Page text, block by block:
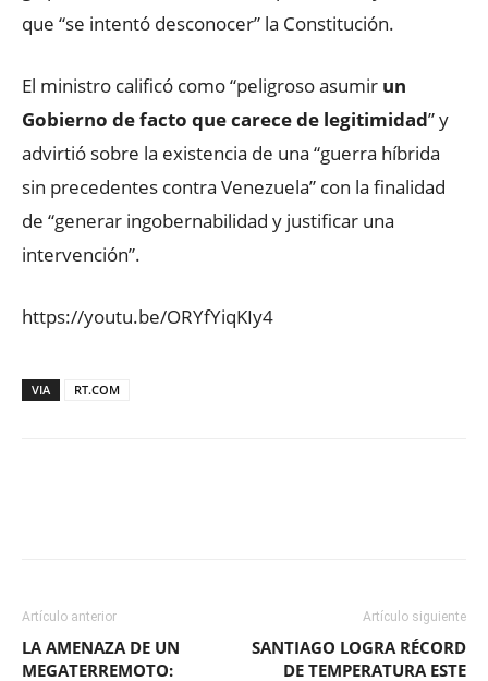
que “se intentó desconocer” la Constitución.
El ministro calificó como “peligroso asumir un
Gobierno de facto que carece de legitimidad” y
advirtió sobre la existencia de una “guerra híbrida
sin precedentes contra Venezuela” con la finalidad
de “generar ingobernabilidad y justificar una
intervención”.
https://youtu.be/ORYfYiqKIy4
VIA RT.COM
Artículo anterior
LA AMENAZA DE UN
MEGATERREMOTO:
Artículo siguiente
SANTIAGO LOGRA RÉCORD
DE TEMPERATURA ESTE